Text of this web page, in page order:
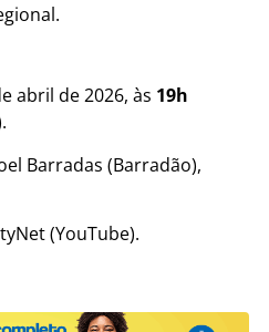
abril de 2026, às 19h
Barradas (Barradão),
(YouTube).